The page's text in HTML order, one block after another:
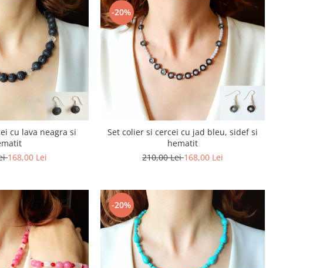
cu lava neagra si
168,00 Lei
-20%
Set colier si cercei cu jad bleu, sidef si
hematit
210,00 Lei168,00 Lei
-20%